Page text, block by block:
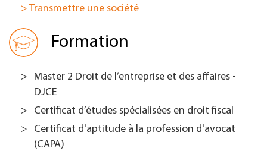
> Transmettre une société
Formation
Master 2 Droit de l’entreprise et des affaires -
DJCE
Certificat d’études spécialisées en droit fiscal
Certificat d'aptitude à la profession d'avocat
(CAPA)